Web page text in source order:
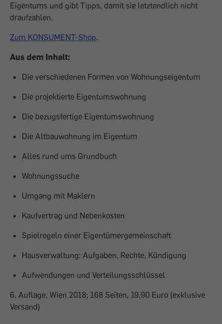
Eigentums und gibt Tipps, damit sie letztendlich nicht
draufzahlen.
Zum KONSUMENT-Shop.
Aus dem Inhalt:
Die verschiedenen Formen von Wohnungseigentum
Die projektierte Eigentumswohnung
Die bezugsfertige Eigentumswohnung
Die Altbauwohnung im Eigentum
Alles rund ums Grundbuch
Wohnungssuche
Umgang mit Maklern
Kaufvertrag und Nebenkosten
Spielregeln einer Eigentümergemeinschaft
Hausverwaltung: Aufgaben, Rechte, Kündigung
Aufwendungen und Verteilungsschlüssel
6. Auflage, Wien 2018; 168 Seiten, 19,90 Euro (exklusive
Versand)